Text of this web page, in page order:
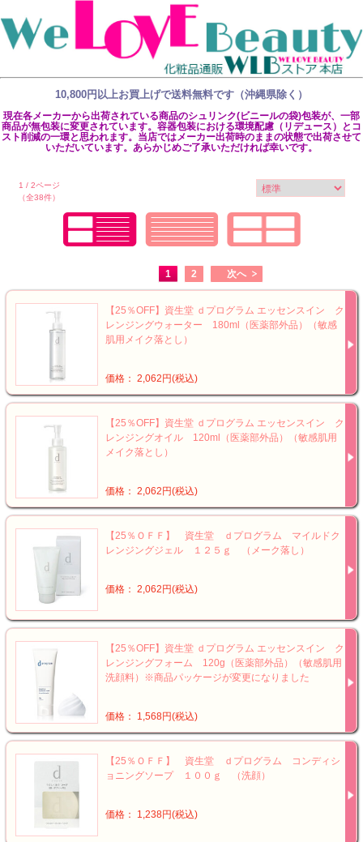
10,800円以上お買上げで送料無料です（沖縄県除く）
現在各メーカーから出荷されている商品のシュリンク(ビニールの袋)包装が、一部
商品が無包装に変更されています。容器包装における環境配慮（リデュース）とコ
スト削減の一環と思われます。当店ではメーカー出荷時のままの状態で出荷させて
いただいています。あらかじめご了承いただければ幸いです。
1 / 2ページ
（全38件）
1 2 次へ
【25％OFF】資生堂 ｄプログラム エッセンスイン ク
レンジングウォーター 180ml（医薬部外品）（敏感
肌用メイク落とし）
価格： 2,062円(税込)
【25％OFF】資生堂 ｄプログラム エッセンスイン ク
レンジングオイル 120ml（医薬部外品）（敏感肌用
メイク落とし）
価格： 2,062円(税込)
【25％ＯＦＦ】 資生堂 ｄプログラム マイルドク
レンジングジェル １２５ｇ （メーク落し）
価格： 2,062円(税込)
【25％OFF】資生堂 ｄプログラム エッセンスイン ク
レンジングフォーム 120g（医薬部外品）（敏感肌用
洗顔料）※商品パッケージが変更になりました
価格： 1,568円(税込)
【25％ＯＦＦ】 資生堂 ｄプログラム コンディシ
ョニングソープ １００ｇ （洗顔）
価格： 1,238円(税込)